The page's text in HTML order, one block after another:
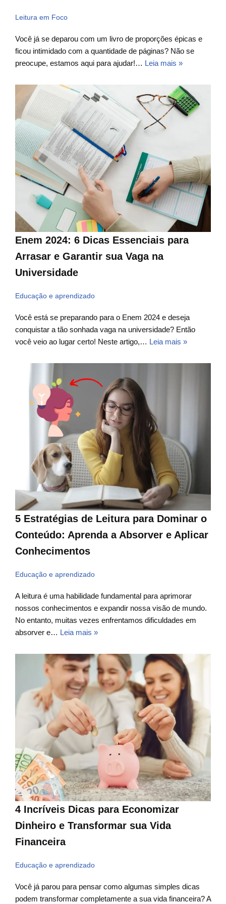
Leitura em Foco
Você já se deparou com um livro de proporções épicas e
ficou intimidado com a quantidade de páginas? Não se
preocupe, estamos aqui para ajudar!… Leia mais »
Enem 2024: 6 Dicas Essenciais para
Arrasar e Garantir sua Vaga na
Universidade
Educação e aprendizado
Você está se preparando para o Enem 2024 e deseja
conquistar a tão sonhada vaga na universidade? Então
você veio ao lugar certo! Neste artigo,… Leia mais »
5 Estratégias de Leitura para Dominar o
Conteúdo: Aprenda a Absorver e Aplicar
Conhecimentos
Educação e aprendizado
A leitura é uma habilidade fundamental para aprimorar
nossos conhecimentos e expandir nossa visão de mundo.
No entanto, muitas vezes enfrentamos dificuldades em
absorver e… Leia mais »
4 Incríveis Dicas para Economizar
Dinheiro e Transformar sua Vida
Financeira
Educação e aprendizado
Você já parou para pensar como algumas simples dicas
podem transformar completamente a sua vida financeira? A